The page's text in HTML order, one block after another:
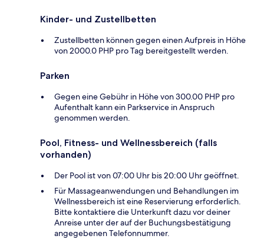
Kinder- und Zustellbetten
Zustellbetten können gegen einen Aufpreis in Höhe
von 2000.0 PHP pro Tag bereitgestellt werden.
Parken
Gegen eine Gebühr in Höhe von 300.00 PHP pro
Aufenthalt kann ein Parkservice in Anspruch
genommen werden.
Pool, Fitness- und Wellnessbereich (falls
vorhanden)
Der Pool ist von 07:00 Uhr bis 20:00 Uhr geöffnet.
Für Massageanwendungen und Behandlungen im
Wellnessbereich ist eine Reservierung erforderlich.
Bitte kontaktiere die Unterkunft dazu vor deiner
Anreise unter der auf der Buchungsbestätigung
angegebenen Telefonnummer.